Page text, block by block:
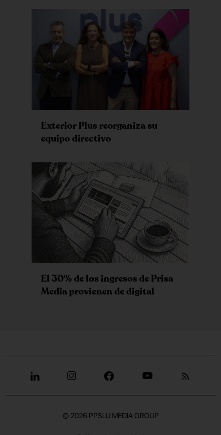
Exterior Plus reorganiza su
equipo directivo
El 30% de los ingresos de Prisa
Media provienen de digital
© 2026 PPSLU MEDIA GROUP